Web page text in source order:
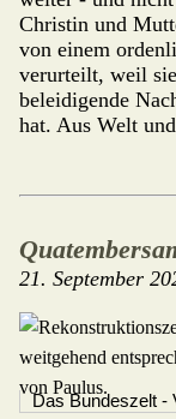
Christin und
von einem
verurteilt, weil
beleidigende
hat. Aus Welt
21. September
Das Bundeszelt -